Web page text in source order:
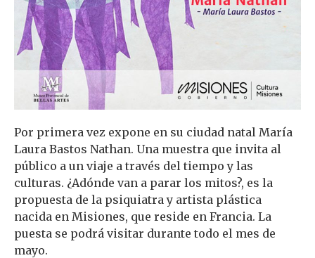
Por primera vez expone en su ciudad natal María
Laura Bastos Nathan. Una muestra que invita al
público a un viaje a través del tiempo y las
culturas. ¿Adónde van a parar los mitos?, es la
propuesta de la psiquiatra y artista plástica
nacida en Misiones, que reside en Francia. La
puesta se podrá visitar durante todo el mes de
mayo.